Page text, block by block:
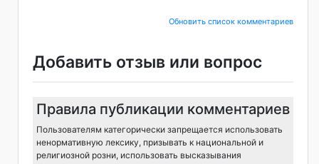
Обновить список комментариев
Добавить отзыв или вопрос
Правила публикации комментариев
Пользователям категорически запрещается использовать
ненормативную лексику, призывать к национальной и
религиозной розни, использовать высказывания